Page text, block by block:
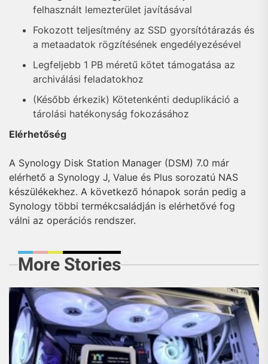
felhasznált lemezterület javításával
Fokozott teljesítmény az SSD gyorsítótárazás és
a metaadatok rögzítésének engedélyezésével
Legfeljebb 1 PB méretű kötet támogatása az
archiválási feladatokhoz
(Később érkezik) Kötetenkénti deduplikáció a
tárolási hatékonyság fokozásához
Elérhetőség
A Synology Disk Station Manager (DSM) 7.0 már
elérhető a Synology J, Value és Plus sorozatú NAS
készülékekhez. A következő hónapok során pedig a
Synology többi termékcsaládján is elérhetővé fog
válni az operációs rendszer.
More Stories